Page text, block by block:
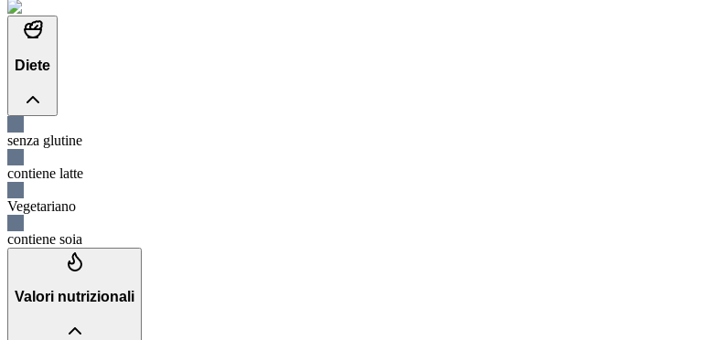
Diete
senza glutine
contiene latte
Vegetariano
contiene soia
Valori nutrizionali